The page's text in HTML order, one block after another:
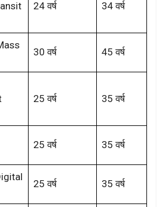
24 वर्ष 34 वर्ष
30 वर्ष 45 वर्ष
25 वर्ष 35 वर्ष
25 वर्ष 35 वर्ष
25 वर्ष 35 वर्ष